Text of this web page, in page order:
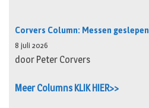
Corvers Column: Messen geslepen
8 juli 2026
door Peter Corvers
Meer Columns KLIK HIER>>